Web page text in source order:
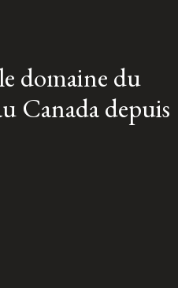
domaine du
Canada depuis